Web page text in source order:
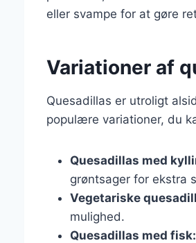
eller svampe for at gøre
Variationer af
Quesadillas er utroligt
populære variationer, du
Quesadillas med
grøntsager for ekstra
Vegetariske
mulighed.
Quesadillas med fisk: